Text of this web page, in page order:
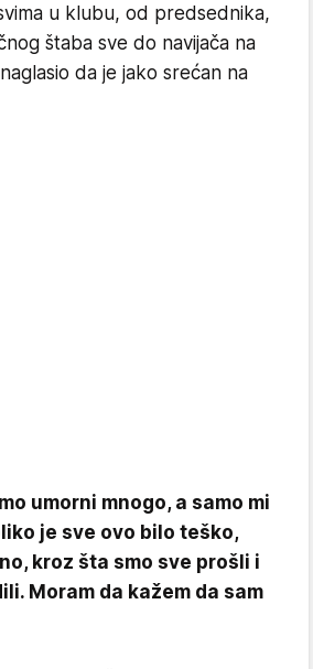
u klubu, od predsednika,
štaba sve do navijača na
da je jako srećan na
umorni mnogo, a samo mi
je sve ovo bilo teško,
kroz šta smo sve prošli i
Moram da kažem da sam